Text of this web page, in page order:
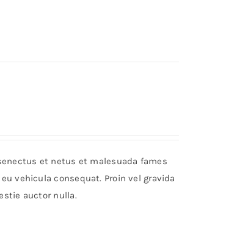
et netus et malesuada fames
vehicula consequat. Proin vel gravida
auctor nulla.